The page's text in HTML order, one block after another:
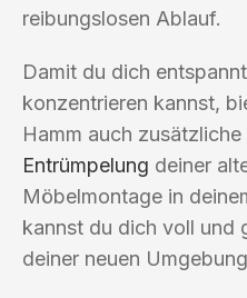
reibungslosen Ablauf.
Damit du dich
konzentrieren kannst,
Hamm auch
Entrümpelung deiner
Möbelmontage in
kannst du dich voll und
deiner neuen